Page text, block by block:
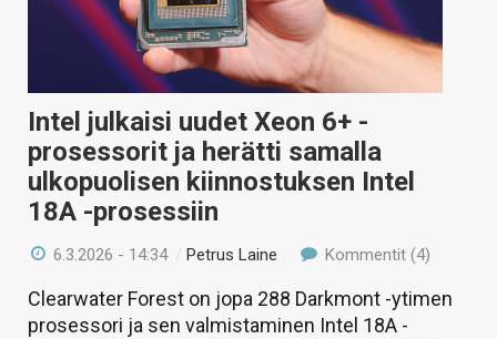
HAKU
Intel julkaisi uudet Xeon 6+ -
prosessorit ja herätti samalla
ulkopuolisen kiinnostuksen Intel
18A -prosessiin
6.3.2026 - 14:34 / Petrus Laine Kommentit (4)
Clearwater Forest on jopa 288 Darkmont -ytimen
prosessori ja sen valmistaminen Intel 18A -